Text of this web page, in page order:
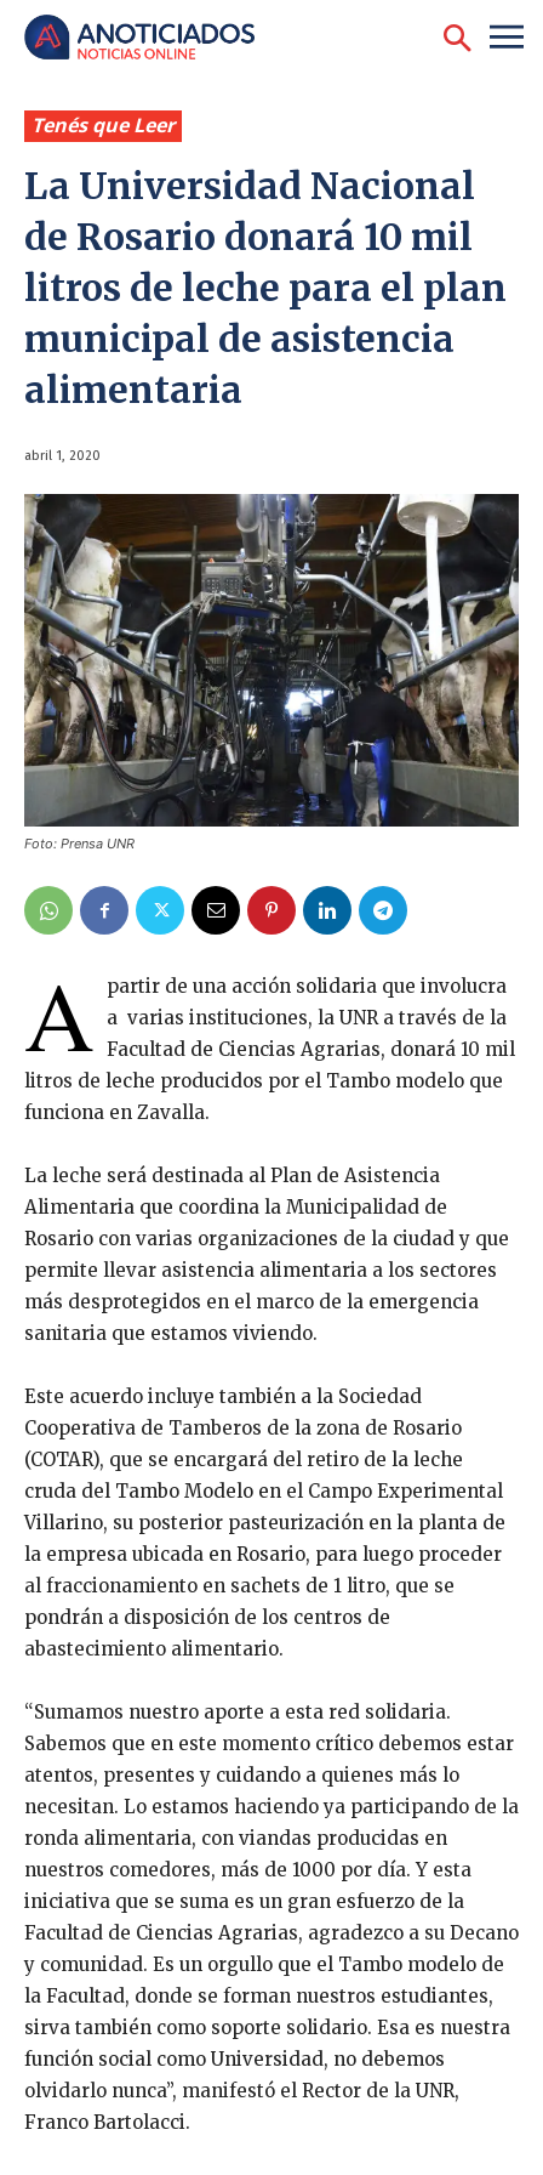
Tenés que Leer
La Universidad Nacional
de Rosario donará 10 mil
litros de leche para el plan
municipal de asistencia
alimentaria
abril 1, 2020
Foto: Prensa UNR
A
partir de una acción solidaria que involucra
a varias instituciones, la UNR a través de la
Facultad de Ciencias Agrarias, donará 10 mil
litros de leche producidos por el Tambo modelo que
funciona en Zavalla.
La leche será destinada al Plan de Asistencia
Alimentaria que coordina la Municipalidad de
Rosario con varias organizaciones de la ciudad y que
permite llevar asistencia alimentaria a los sectores
más desprotegidos en el marco de la emergencia
sanitaria que estamos viviendo.
Este acuerdo incluye también a la Sociedad
Cooperativa de Tamberos de la zona de Rosario
(COTAR), que se encargará del retiro de la leche
cruda del Tambo Modelo en el Campo Experimental
Villarino, su posterior pasteurización en la planta de
la empresa ubicada en Rosario, para luego proceder
al fraccionamiento en sachets de 1 litro, que se
pondrán a disposición de los centros de
abastecimiento alimentario.
“Sumamos nuestro aporte a esta red solidaria.
Sabemos que en este momento crítico debemos estar
atentos, presentes y cuidando a quienes más lo
necesitan. Lo estamos haciendo ya participando de la
ronda alimentaria, con viandas producidas en
nuestros comedores, más de 1000 por día. Y esta
iniciativa que se suma es un gran esfuerzo de la
Facultad de Ciencias Agrarias, agradezco a su Decano
y comunidad. Es un orgullo que el Tambo modelo de
la Facultad, donde se forman nuestros estudiantes,
sirva también como soporte solidario. Esa es nuestra
función social como Universidad, no debemos
olvidarlo nunca”, manifestó el Rector de la UNR,
Franco Bartolacci.